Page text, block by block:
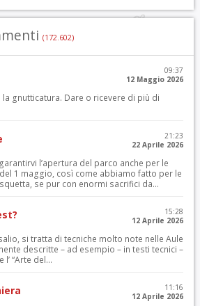
(172.602)
09:37
12 Maggio 2026
gnutticatura. Dare o ricevere di più di
21:23
22 Aprile 2026
l’apertura del parco anche per le
1 maggio, così come abbiamo fatto per le
se pur con enormi sacrifici da...
15:28
12 Aprile 2026
si tratta di tecniche molto note nelle Aule
descritte – ad esempio – in testi tecnici –
“Arte del...
11:16
12 Aprile 2026